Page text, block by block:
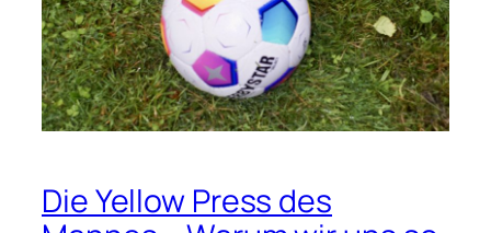
Die Yellow Press des